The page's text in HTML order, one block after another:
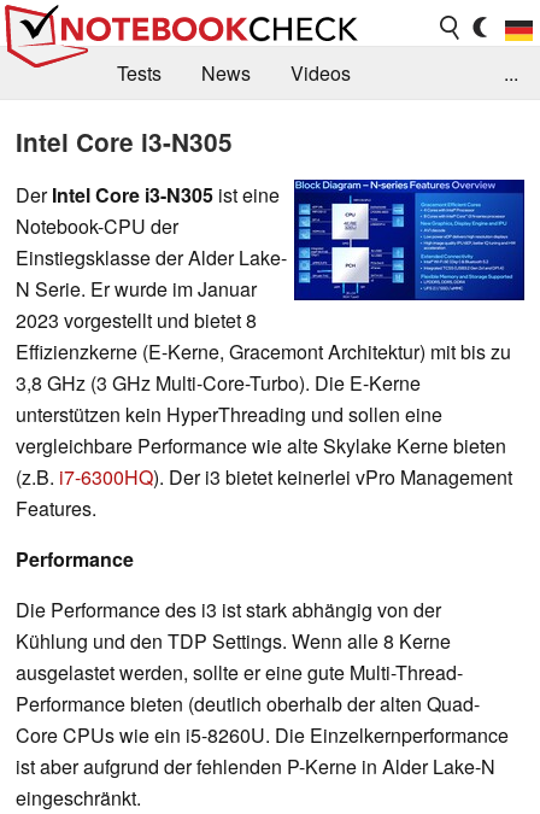
Tests News
Videos
Suche
Jobs
Forum
...
Intel Core i3-N305
DerIntel Core i3-N305 ist eine
Notebook-CPU der
Einstiegsklasse der Alder Lake-
N Serie. Er wurde im Januar
2023 vorgestellt und bietet 8
Effizienzkerne (E-Kerne, Gracemont Architektur) mit bis zu
3,8 GHz (3 GHz Multi-Core-Turbo). Die E-Kerne
unterstützen kein HyperThreading und sollen eine
vergleichbare Performance wie alte Skylake Kerne bieten
(z.B. i7-6300HQ). Der i3 bietet keinerlei vPro Management
Features.
Performance
Die Performance des i3 ist stark abhängig von der
Kühlung und den TDP Settings. Wenn alle 8 Kerne
ausgelastet werden, sollte er eine gute Multi-Thread-
Performance bieten (deutlich oberhalb der alten Quad-
Core CPUs wie ein i5-8260U. Die Einzelkernperformance
ist aber aufgrund der fehlenden P-Kerne in Alder Lake-N
eingeschränkt.